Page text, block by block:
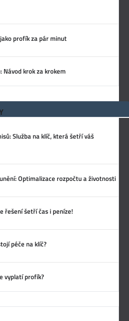
profík za pár minut
krok za krokem
Služba na klíč, která šetří váš
Optimalizace rozpočtu a životnosti
řešení šetří čas i peníze!
péče na klíč?
vyplatí profík?